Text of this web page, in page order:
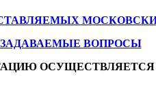
ВОПРОСЫ
ОСУЩЕСТВЛЯЕТСЯ